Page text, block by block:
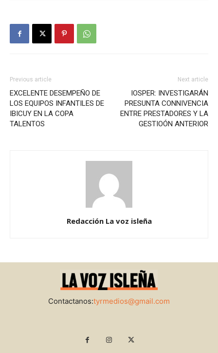
Previous article
EXCELENTE DESEMPEÑO DE
LOS EQUIPOS INFANTILES DE
IBICUY EN LA COPA
TALENTOS
Next article
IOSPER: INVESTIGARÁN
PRESUNTA CONNIVENCIA
ENTRE PRESTADORES Y LA
GESTIOÓN ANTERIOR
Redacción La voz isleña
Contactanos:tyrmedios@gmail.com